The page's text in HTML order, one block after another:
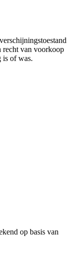
recht van voorkoop
is of was.
op basis van